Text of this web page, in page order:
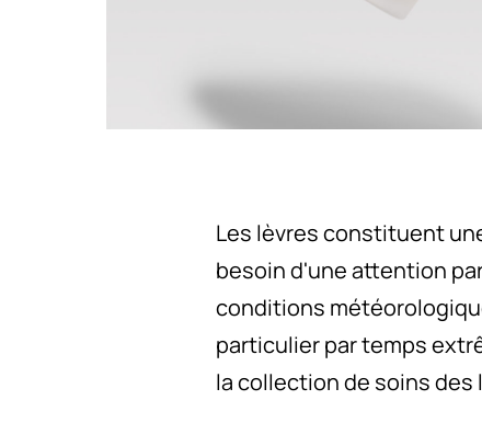
Les lèvres constituent
besoin d'une attention
conditions
particulier par temps
la collection de soins des